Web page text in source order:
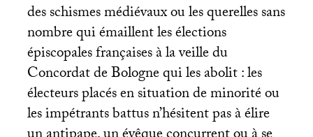
des schismes médiévaux ou les querelles sans
nombre qui émaillent les élections
épiscopales françaises à la veille du
Concordat de Bologne qui les abolit : les
électeurs placés en situation de minorité ou
les impétrants battus n’hésitent pas à élire